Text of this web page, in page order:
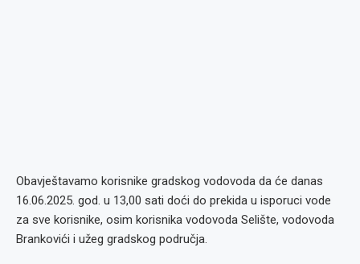
Obavještavamo korisnike gradskog vodovoda da će danas
16.06.2025. god. u 13,00 sati doći do prekida u isporuci vode
za sve korisnike, osim korisnika vodovoda Selište, vodovoda
Brankovići i užeg gradskog područja.